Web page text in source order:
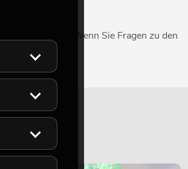
Ihres Events. Wenn Sie Fragen zu den